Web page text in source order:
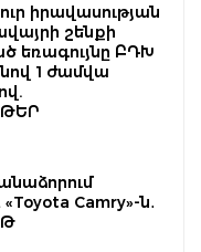
իրավասության
շենքի
եռագույնը ԲԴԽ
1 ժամվա
Camry»-ն․